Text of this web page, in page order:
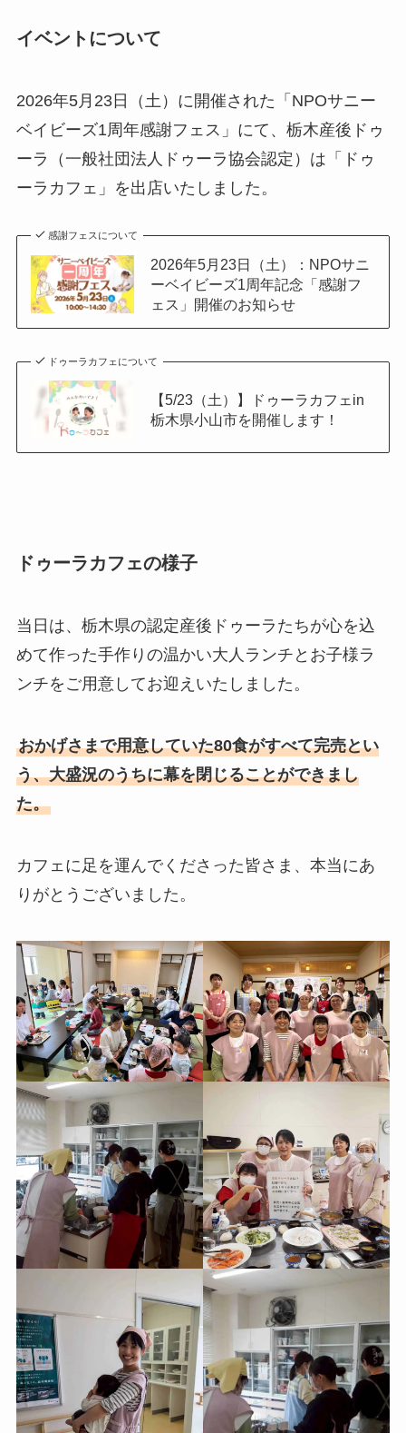
イベントについて
2026年5月23日（土）に開催された「NPOサニー
ベイビーズ1周年感謝フェス」にて、栃木産後ドゥ
ーラ（一般社団法人ドゥーラ協会認定）は「ドゥ
ーラカフェ」を出店いたしました。
感謝フェスについて
2026年5月23日（土）：NPOサニ
ーベイビーズ1周年記念「感謝フ
ェス」開催のお知らせ
ドゥーラカフェについて
【5/23（土）】ドゥーラカフェin
栃木県小山市を開催します！
ドゥーラカフェの様子
当日は、栃木県の認定産後ドゥーラたちが心を込
めて作った手作りの温かい大人ランチとお子様ラ
ンチをご用意してお迎えいたしました。
おかげさまで用意していた80食がすべて完売とい
う、大盛況のうちに幕を閉じることができまし
た。
カフェに足を運んでくださった皆さま、本当にあ
りがとうございました。